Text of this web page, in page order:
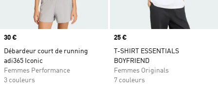
Prix
30 €
Débardeur court de running
adi365 Iconic
Femmes Performance
3 couleurs
Prix
25 €
T-SHIRT ESSENTIALS
BOYFRIEND
Femmes Originals
7 couleurs